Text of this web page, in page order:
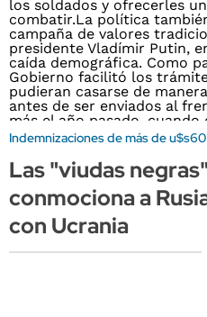
Indemnizaciones de más de
Las "viudas
conmociona a
con Ucrania